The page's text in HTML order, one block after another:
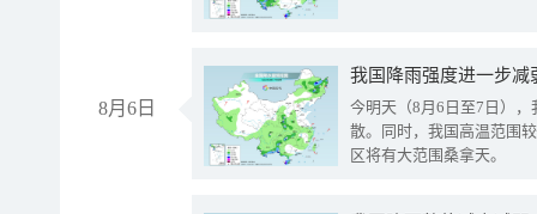
8月6日
今明天（8月6日至7日）
散。同时，我国高温范围
区将有大范围桑拿天。